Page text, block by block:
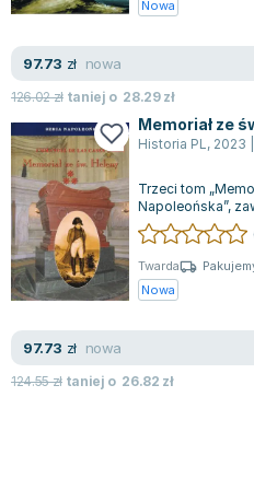
Książki do nauk
Książki do nauk społecznych
Książki do nauk ścisłych dla
Prawo - książki dla studentów
Technologia żywności - książki
Zarządzanie i marketing -
Nauka języków obcych -
Podręczniki dla nauczycieli
Repetytoria, testy i
Clive Cussler
Wanda Chotomska
Józef Ignacy Kraszewski
Clive Staples Lewis
Martyna Wojciechowska
Melissa De la Cruz
Blanka Lipińska
Jaś Kapela
Agatha Christie
Jan Pietrzak
Marcin Kowalczyk
Nowa
97.73 zł nowa
126.02zł taniej o 28.29zł
Memoriał ze
Historia PL, 2023
Trzeci tom
Napoleońska”,
Cases z jego
Twarda
Nowa
97.73 zł nowa
124.55zł taniej o 26.82 zł